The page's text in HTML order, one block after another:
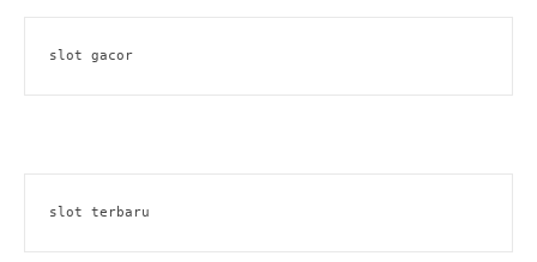
slot gacor
slot terbaru